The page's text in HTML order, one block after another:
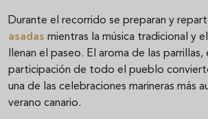
Durante el recorrido se preparan y
asadas mientras la música tradicional y
llenan el paseo. El aroma de las
participación de todo el pueblo
una de las celebraciones marineras más
verano canario.